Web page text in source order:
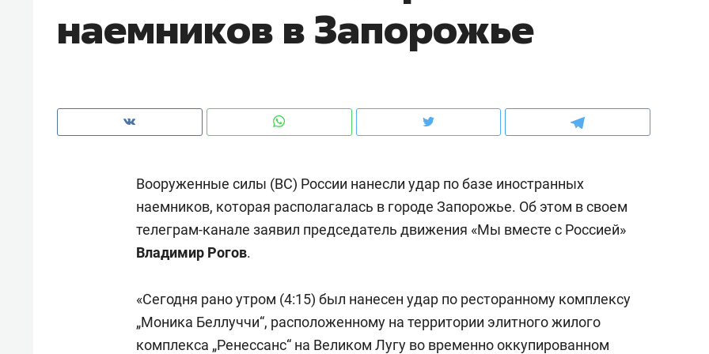
наемников в Запорожье
Вооруженные силы (ВС) России нанесли удар по базе иностранных
наемников, которая располагалась в городе Запорожье. Об этом в своем
телеграм-канале заявил председатель движения «Мы вместе с Россией»
Владимир Рогов.
«Сегодня рано утром (4:15) был нанесен удар по ресторанному комплексу
„Моника Беллуччи“, расположенному на территории элитного жилого
комплекса „Ренессанс“ на Великом Лугу во временно оккупированном
рынки, почему надо знать аксакалов и
чем интересен Оман?
клиентах и чудных запросах мастеров
Как ГК «МИР ГРУПП» и ВТБ
создают оазис жилого
комфорта под Казанью
150 камер до квартиры и Face
ID вместо ключа: какой будет
безопасность в ЖК «Нова»
Опыт выживания в
природе, работа
с ментальным и